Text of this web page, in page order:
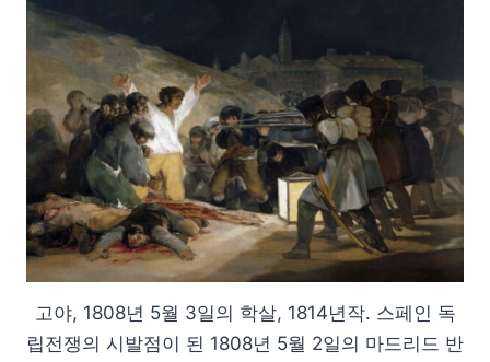
고야, 1808년 5월 3일의 학살, 1814년작. 스페인 독
립전쟁의 시발점이 된 1808년 5월 2일의 마드리드 반